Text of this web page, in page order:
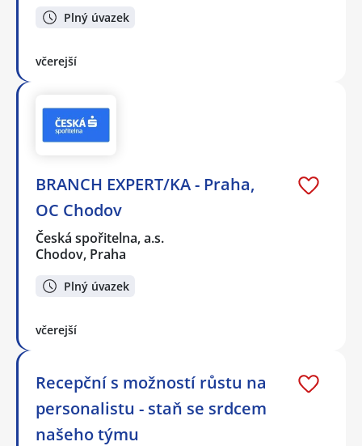
Plný úvazek
včerejší
BRANCH EXPERT/KA - Praha,
OC Chodov
Česká spořitelna, a.s.
Chodov, Praha
Plný úvazek
včerejší
Recepční s možností růstu na
personalistu - staň se srdcem
našeho týmu